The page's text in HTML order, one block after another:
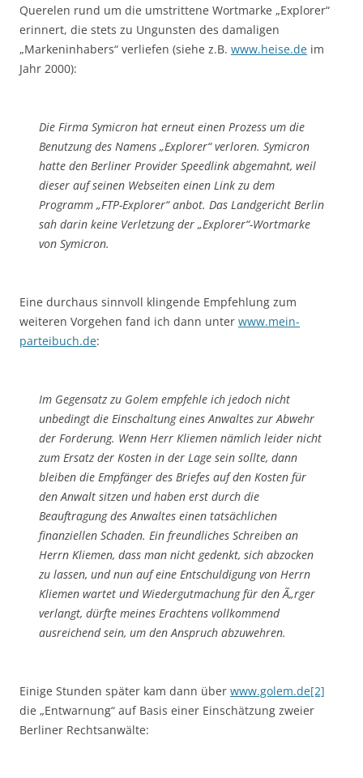
Querelen rund um die umstrittene Wortmarke „Explorer“
erinnert, die stets zu Ungunsten des damaligen
„Markeninhabers“ verliefen (siehe z.B. www.heise.de im
Jahr 2000):
Die Firma Symicron hat erneut einen Prozess um die
Benutzung des Namens „Explorer“ verloren. Symicron
hatte den Berliner Provider Speedlink abgemahnt, weil
dieser auf seinen Webseiten einen Link zu dem
Programm „FTP-Explorer“ anbot. Das Landgericht Berlin
sah darin keine Verletzung der „Explorer“-Wortmarke
von Symicron.
Eine durchaus sinnvoll klingende Empfehlung zum
weiteren Vorgehen fand ich dann unter www.mein-
parteibuch.de:
Im Gegensatz zu Golem empfehle ich jedoch nicht
unbedingt die Einschaltung eines Anwaltes zur Abwehr
der Forderung. Wenn Herr Kliemen nämlich leider nicht
zum Ersatz der Kosten in der Lage sein sollte, dann
bleiben die Empfänger des Briefes auf den Kosten für
den Anwalt sitzen und haben erst durch die
Beauftragung des Anwaltes einen tatsächlichen
finanziellen Schaden. Ein freundliches Schreiben an
Herrn Kliemen, dass man nicht gedenkt, sich abzocken
zu lassen, und nun auf eine Entschuldigung von Herrn
Kliemen wartet und Wiedergutmachung für den Ã„rger
verlangt, dürfte meines Erachtens vollkommend
ausreichend sein, um den Anspruch abzuwehren.
Einige Stunden später kam dann über www.golem.de[2]
die „Entwarnung“ auf Basis einer Einschätzung zweier
Berliner Rechtsanwälte: